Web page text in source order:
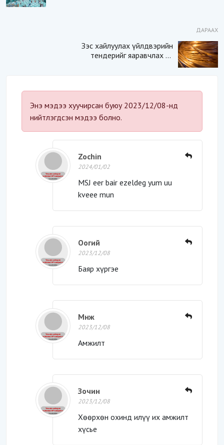
ДАРААХ
Зэс хайлуулах үйлдвэрийн
тендерийг яаравчлах нь
Энэ мэдээ хуучирсан буюу 2023/12/08-нд
нийтлэгдсэн мэдээ болно.
Zochin
2024/01/02
MSJ eer bair ezeldeg yum uu
kveee mun
Оогий
2023/12/08
Баяр хүргэе
Мнж
2023/12/08
Амжилт
Зочин
2023/12/08
Хөөрхөн охинд илүү их амжилт
хүсье